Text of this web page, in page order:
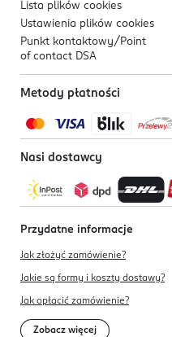
Lista plików cookies
Ustawienia plików cookies
Punkt kontaktowy/ Point
of contact DSA
Metody płatności
Nasi dostawcy
Przydatne informacje
Jak złożyć zamówienie?
Jakie są formy i koszty dostawy?
Jak opłacić zamówienie?
Zobacz więcej